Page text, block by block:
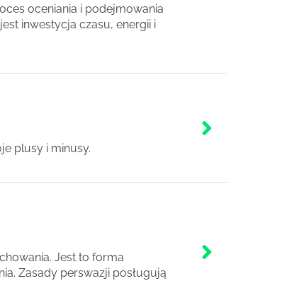
oceniania i podejmowania
inwestycja czasu, energii i
plusy i minusy.
Jest to forma
Zasady perswazji posługują